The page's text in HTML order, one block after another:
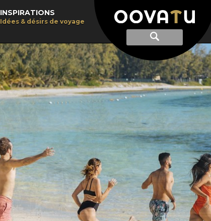
Afficher
recherche
Recherche
INSPIRATIONS
Idées & désirs de voyage